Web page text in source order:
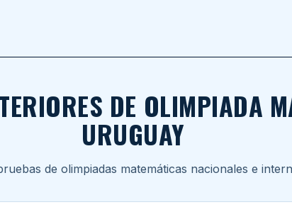
DE OLIMPIADA
URUGUAY
de olimpiadas matemáticas nacionales e